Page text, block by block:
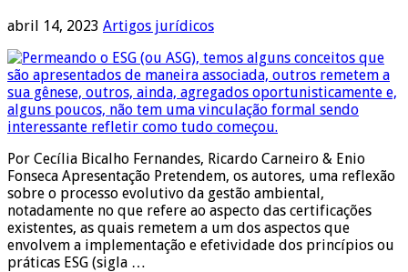
abril 14, 2023 Artigos jurídicos
Por Cecília Bicalho Fernandes, Ricardo Carneiro & Enio
Fonseca Apresentação Pretendem, os autores, uma reflexão
sobre o processo evolutivo da gestão ambiental,
notadamente no que refere ao aspecto das certificações
existentes, as quais remetem a um dos aspectos que
envolvem a implementação e efetividade dos princípios ou
práticas ESG (sigla …